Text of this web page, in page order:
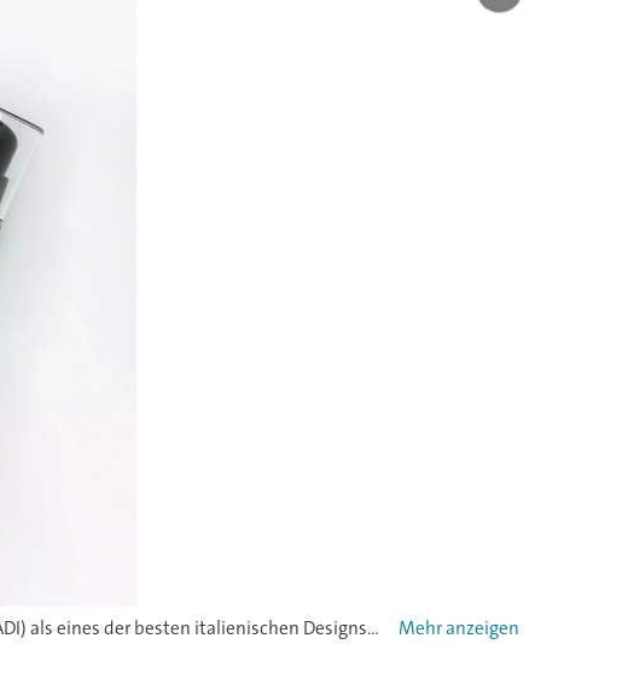
XPaper, der Airless-Spender aus Papier von Lumson, wurde von der italienischen Vereinigung für Industriedesign (ADI) als eines der besten italienischen Designs ausgezeichnet, die in diesem Jahr produziert wurden.